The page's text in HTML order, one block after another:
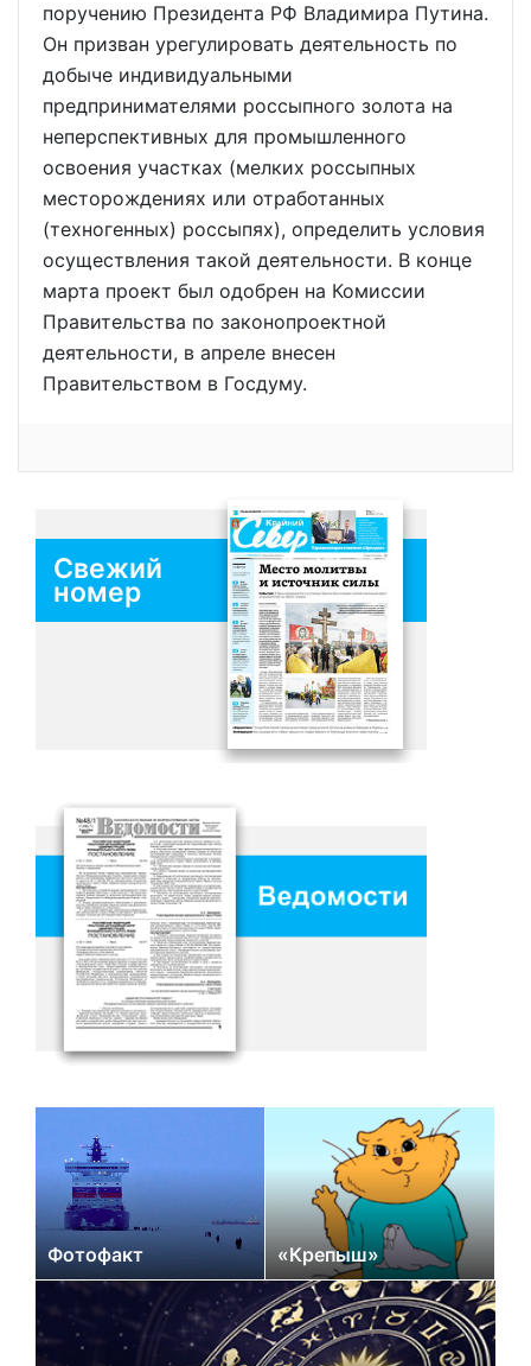
поручению Президента РФ Владимира Путина.
Он призван урегулировать деятельность по
добыче индивидуальными
предпринимателями россыпного золота на
неперспективных для промышленного
освоения участках (мелких россыпных
месторождениях или отработанных
(техногенных) россыпях), определить условия
осуществления такой деятельности. В конце
марта проект был одобрен на Комиссии
Правительства по законопроектной
деятельности, в апреле внесен
Правительством в Госдуму.
Свежий
номер
Фотофакт «Крепыш»